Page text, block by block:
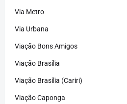
Via Metro
Via Urbana
Viação Bons Amigos
Viação Brasília
Viação Brasília (Cariri)
Viação Caponga